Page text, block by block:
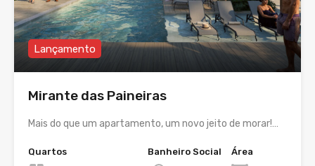
Lançamento
Mirante das Paineiras
Mais do que um apartamento, um novo jeito de morar!…
Quartos
Banheiro Social
Área